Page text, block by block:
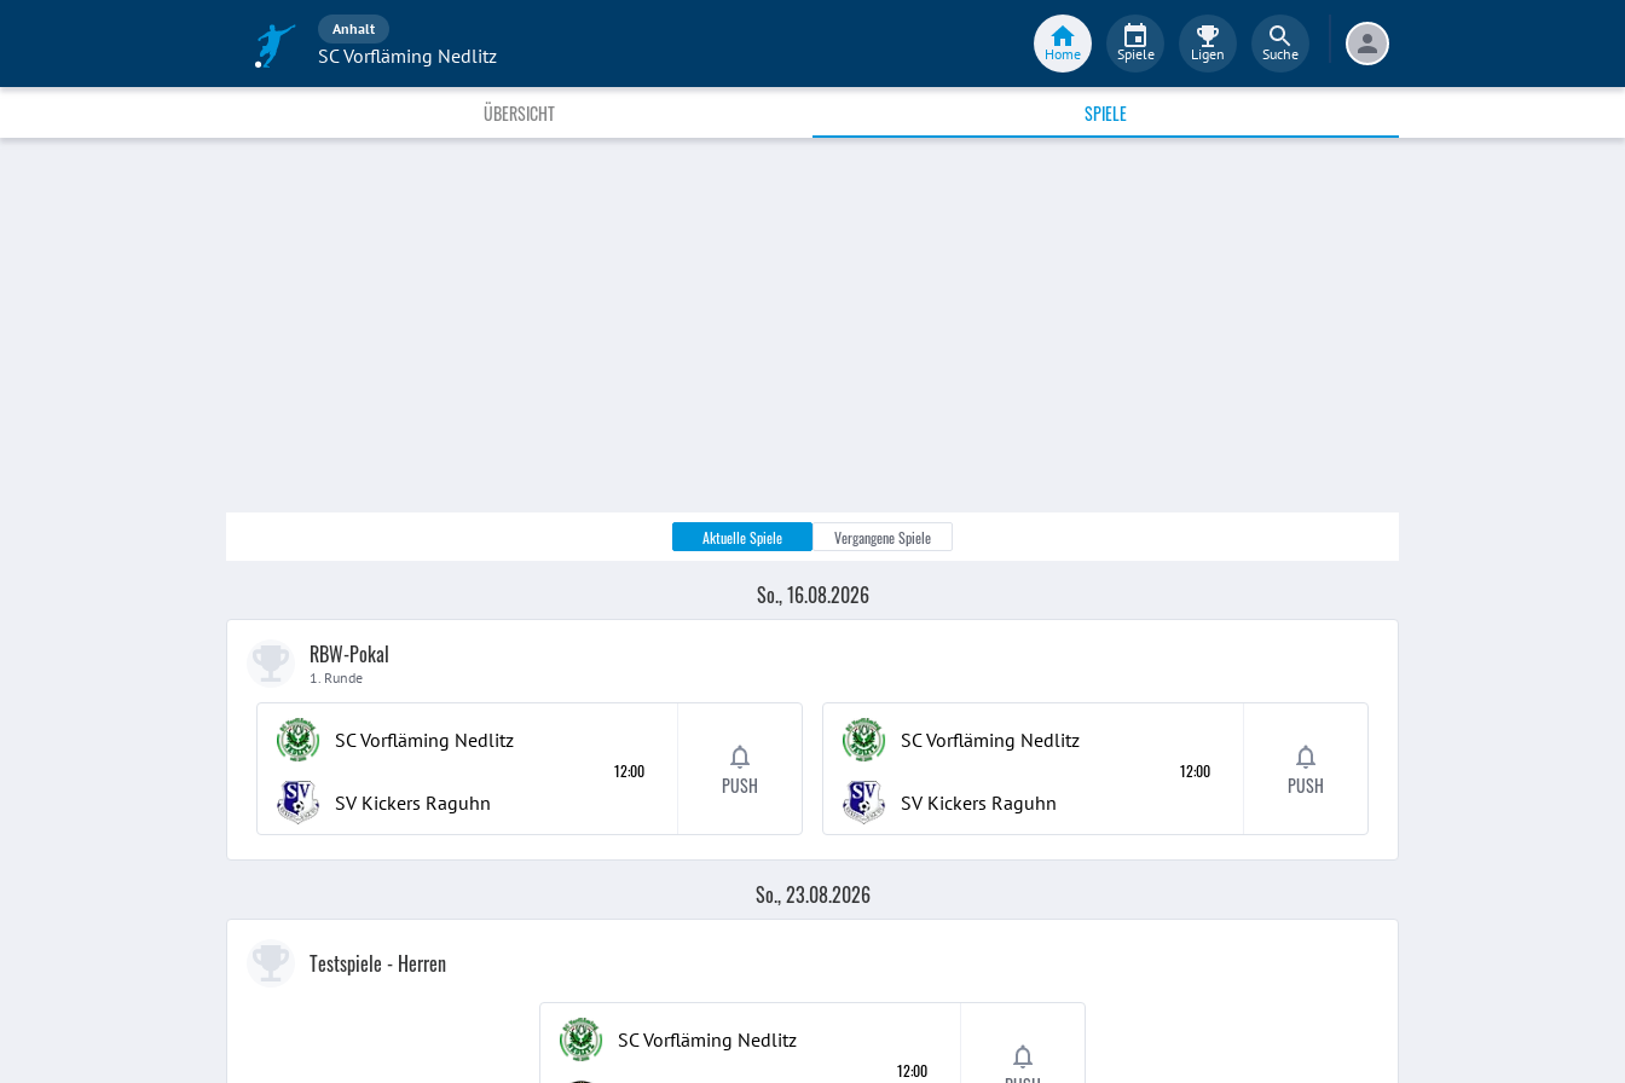
Anhalt
SC Vorfläming Nedlitz Home Spiele Ligen Suche
ÜBERSICHT SPIELE
Aktuelle Spiele Vergangene Spiele
So., 16.08.2026
RBW-Pokal
1. Runde
SC Vorfläming Nedlitz
SV Kickers Raguhn
12:00
PUSH
SC Vorfläming Nedlitz
SV Kickers Raguhn
12:00
PUSH
So., 23.08.2026
Testspiele - Herren
SC Vorfläming Nedlitz
12:00